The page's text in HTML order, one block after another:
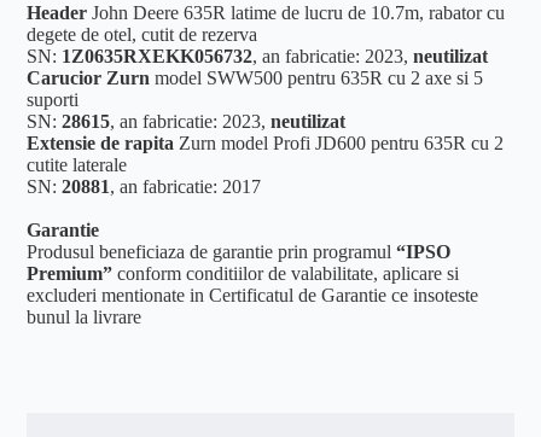
HeaderJohn Deere 635R latime de lucru de 10.7m, rabator cu
degete de otel, cutit de rezerva
SN: 1Z0635RXEKK056732, an fabricatie: 2023, neutilizat
Carucior Zurnmodel SWW500 pentru 635R cu 2 axe si 5
suporti
SN:28615, an fabricatie: 2023,neutilizat
Extensie de rapita Zurn model Profi JD600 pentru 635R cu 2
cutite laterale
SN:20881, an fabricatie: 2017
Garantie
Produsul beneficiaza de garantie prin programul“IPSO
Premium” conform conditiilor de valabilitate, aplicare si
excluderi mentionate in Certificatul de Garantie ce insoteste
bunul la livrare